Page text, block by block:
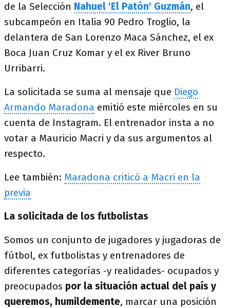
de la Selección Nahuel 'El Patón' Guzmán, el
subcampeón en Italia 90 Pedro Troglio, la
delantera de San Lorenzo Maca Sánchez, el ex
Boca Juan Cruz Komar y el ex River Bruno
Urribarri.
La solicitada se suma al mensaje que Diego
Armando Maradona emitió este miércoles en su
cuenta de Instagram. El entrenador insta a no
votar a Mauricio Macri y da sus argumentos al
respecto.
Lee también: Maradona criticó a Macri en la
previa
La solicitada de los futbolistas
Somos un conjunto de jugadores y jugadoras de
fútbol, ex futbolistas y entrenadores de
diferentes categorías -y realidades- ocupados y
preocupados por la situación actual del país y
queremos, humildemente, marcar una posición